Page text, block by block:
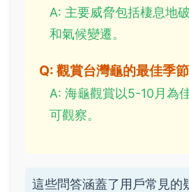
A: 主要威脅包括棲息地
和氣候變遷。
Q: 觀賞台灣龜的最佳季
A: 海龜觀賞以5-10月為
可觀察。
這些問答涵蓋了用戶常見的